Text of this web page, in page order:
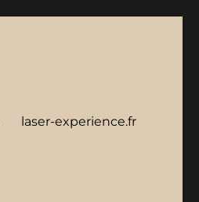
laser-experience.fr